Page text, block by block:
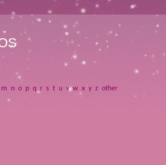
m n o p q r s t u v w x y z other